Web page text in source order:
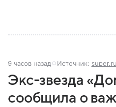
9 часов назад Источник: super.ru
Экс-звезда
сообщила о